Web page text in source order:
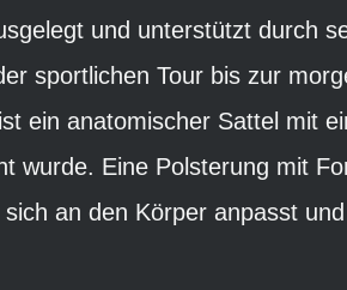
und unterstützt durch
sportlichen Tour bis zur
ein anatomischer Sattel mit
wurde. Eine Polsterung mit
an den Körper anpasst